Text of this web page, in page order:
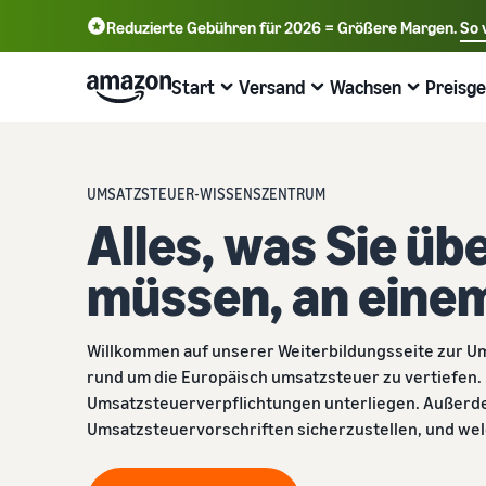
Reduzierte Gebühren für 2026 = Größere Margen.So
中文 - CN English - GB Deutsch - DE
Start
Amazon
Verkaufstarif wählen
Verkaufstarife vergleichen
Verkäuferkonto erstellen
Schritte zum Erstellen eines Verkäuferkontos
überprüfen
Produktangebote erstellen
Versand
Versand durch Amazon
Lagern Sie Versand Retouren und Kundenservice aus
Aufträge aus Ihrem eigenen Lager abwickeln
Profitieren Sie von schnelleren, günstigeren und
präziseren Lieferungen
Neue Produkte einführen
Erhalten Sie 10% Rabatt auf Verkäufe und kostenlose
Wachsen
Werben Sie mit Amazon
Werben Sie im und außerhalb des Amazon Stores
B2B-Verkauf
Verbinden Sie sich mit Geschäftskunden
Global verkaufen
Verkaufen Sie an Amazon-Kunden weltweit
Wie Ihr Marketplace-Berater Sie beim Wachstum auf
Kosten
Preisübersicht
Geschäft kosteneffizient ausbauen
Verkaufstarife vergleichen
Verkaufstarife vergleichen und auswählen
Verkaufsgebühren
Verkaufsgebühren im Überblick
Versandgebühren
Wissenshubs
Online-Handel Blog
Erfahren Sie mehr über Konzepte des Online-Verkaufs
Seller University
Trainings- und Lernressourcen, die Unternehmen dabei
helfen, bei Amazon erfolgreich zu sein
Erfolgsgeschichten von Verkäufern
UMSATZSTEUER-WISSENSZENTRUM
Alles, was Sie
müssen, an
Willkommen auf unserer Weiterbildungsseite zur
rund um die Europäisch umsatzsteuer zu
Umsatzsteuerverpflichtungen unterliegen.
Umsatzsteuervorschriften sicherzustellen, und